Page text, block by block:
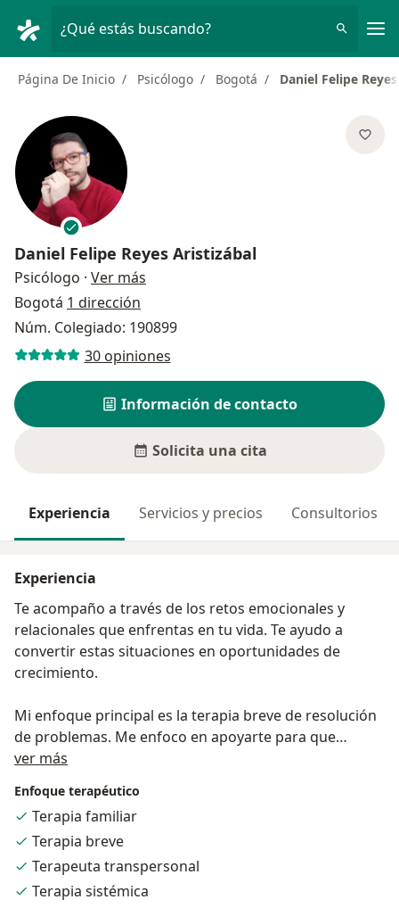
¿Qué estás buscando?
Página De Inicio Psicólogo Bogotá Daniel Felipe
Daniel Felipe Reyes Aristizábal
Psicólogo · Ver más
Bogotá 1 dirección
Núm. Colegiado: 190899
30 opiniones
Información de contacto
Solicita una cita
Experiencia Servicios y precios Consultorios
Experiencia
Te acompaño a través de los retos emocionales y
relacionales que enfrentas en tu vida. Te ayudo a
convertir estas situaciones en oportunidades de
crecimiento.
Mi enfoque principal es la terapia breve de resolución
de problemas. Me enfoco en apoyarte para que
entiendas cómo funciona tu problema en el presente y
acciones concretas.
ver más
Enfoque terapéutico
Terapia familiar
Terapia breve
Terapeuta transpersonal
Terapia sistémica